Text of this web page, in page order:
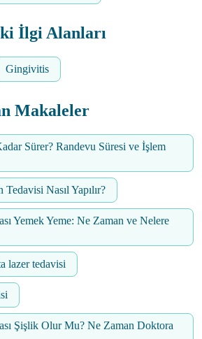
İlgi Alanları
Gingivitis
Makaleler
Sürer? Randevu Süresi ve İşlem
Nasıl Yapılır?
Yemek Yeme: Ne Zaman ve Nelere
lazer tedavisi
Şişlik Olur Mu? Ne Zaman Doktora